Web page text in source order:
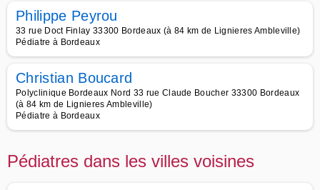
Philippe Peyrou
33 rue Doct Finlay 33300 Bordeaux (à 84 km de Lignieres Ambleville)
Pédiatre à Bordeaux
Christian Boucard
Polyclinique Bordeaux Nord 33 rue Claude Boucher 33300 Bordeaux
(à 84 km de Lignieres Ambleville)
Pédiatre à Bordeaux
Pédiatres dans les villes voisines